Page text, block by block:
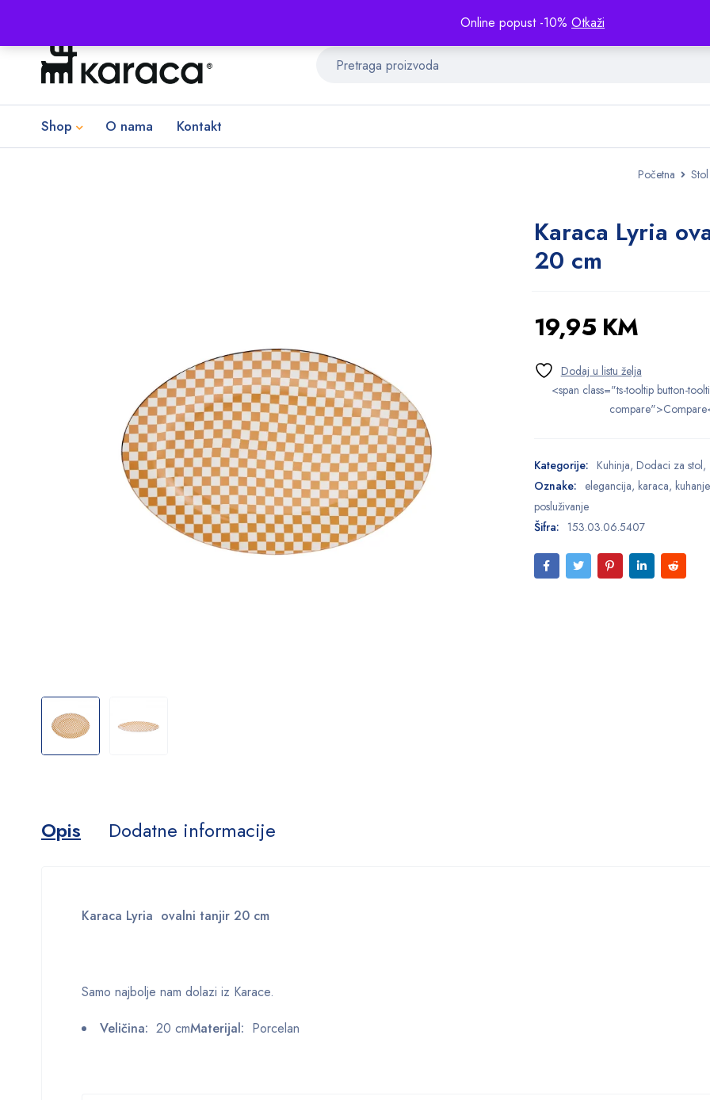
Online popust -10% Otkaži
Shop O nama Kontakt
Početna Stol
Karaca Lyria
20 cm
19,95 KM
<span class="ts-tooltip button-
Kategorije: Kuhinja, Dodaci za stol,
Oznake: elegancija, karaca, kuhanje
posluživanje
Šifra: 153.03.06.5407
Opis Dodatne informacije
Karaca Lyria ovalni tanjir 20 cm
Samo najbolje nam dolazi iz Karace.
Veličina: 20 cmMaterijal: Porcelan